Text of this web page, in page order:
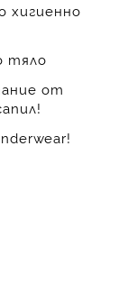
хигиенно
тяло
от